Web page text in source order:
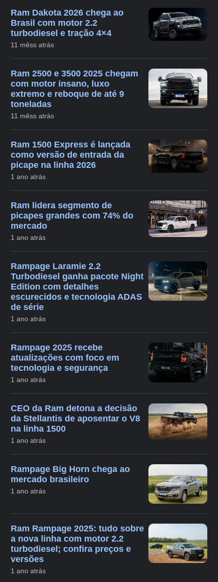
Ram Dakota 2026 chega ao
Brasil com motor 2.2
turbodiesel e tração 4×4
11 mêss atrás
Ram 2500 e 3500 2025 chegam
com motor insano, luxo
extremo e reboque de até 9
toneladas
11 mêss atrás
Ram 1500 Express é lançada
como versão de entrada da
picape na linha 2026
1 ano atrás
Ram lidera segmento de
picapes grandes com 74% do
mercado
1 ano atrás
Rampage Laramie 2.2
Turbodiesel ganha pacote Night
Edition com detalhes
escurecidos e tecnologia ADAS
de série
1 ano atrás
Rampage 2025 recebe
atualizações com foco em
tecnologia e segurança
1 ano atrás
CEO da Ram detona a decisão
da Stellantis de aposentar o V8
na linha 1500
1 ano atrás
Rampage Big Horn chega ao
mercado brasileiro
1 ano atrás
Ram Rampage 2025: tudo sobre
a nova linha com motor 2.2
turbodiesel; confira preços e
versões
1 ano atrás